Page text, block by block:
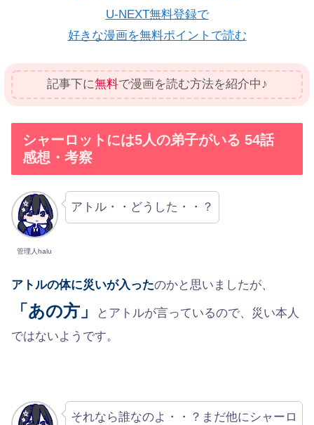
U-NEXT無料登録で
好きな漫画を無料ポイントで読む
記事下に無料で漫画を読む方法を紹介中♪
シャーロットには5人の弟子がいる 54話
感想・考察
管理人halu
アトル・・どうした・・？
アトルの体に災いが入ったのかと思いましたが、
「あの方」
とアトルが言っているので、災い本人
ではないようです。
それなら誰なのよ・・？まだ他にシャーロ